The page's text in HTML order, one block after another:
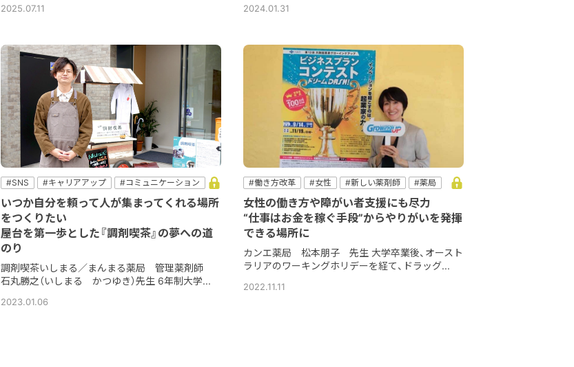
2025.07.11 2024.01.31
#SNS #キャリアアップ
#コミュニケーション
＃他職種
#地域密着 #新しい薬剤師 #経営
いつか自分を頼って人が集まってくれる場所
をつくりたい
屋台を第一歩とした『調剤喫茶』の夢への道
のり
調剤喫茶いしまる／まんまる薬局 管理薬剤師
石丸勝之（いしまる かつゆき）先生 6年制大学...
2023.01.06
#働き方改革 #女性 #新しい薬剤師 #薬局
女性の働き方や障がい者支援にも尽力
“仕事はお金を稼ぐ手段”からやりがいを発揮
できる場所に
カンエ薬局 松本朋子 先生 大学卒業後、オースト
ラリアのワーキングホリデーを経て、ドラッグ...
2022.11.11